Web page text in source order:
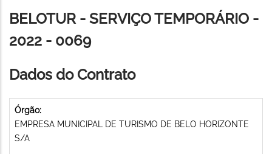
de
navegação
BELOTUR - SERVIÇO TEMPORÁRIO -
2022 - 0069
Dados do Contrato
Órgão:
EMPRESA MUNICIPAL DE TURISMO DE BELO HORIZONTE
S/A